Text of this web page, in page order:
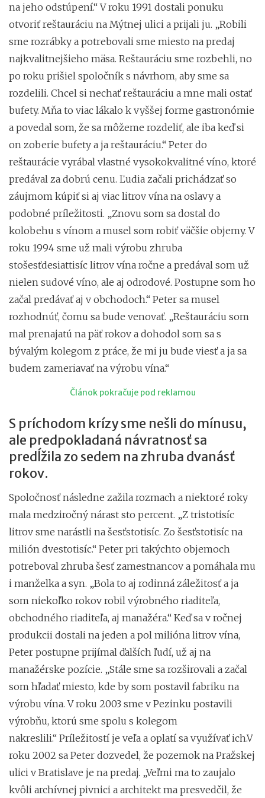
na jeho odstúpení.“ V roku 1991 dostali ponuku
otvoriť reštauráciu na Mýtnej ulici a prijali ju. „Robili
sme rozrábky a potrebovali sme miesto na predaj
najkvalitnejšieho mäsa. Reštauráciu sme rozbehli, no
po roku prišiel spoločník s návrhom, aby sme sa
rozdelili. Chcel si nechať reštauráciu a mne mali ostať
bufety. Mňa to viac lákalo k vyššej forme gastronómie
a povedal som, že sa môžeme rozdeliť, ale iba keď si
on zoberie bufety a ja reštauráciu.“ Peter do
reštaurácie vyrábal vlastné vysokokvalitné víno, ktoré
predával za dobrú cenu. Ľudia začali prichádzať so
záujmom kúpiť si aj viac litrov vína na oslavy a
podobné príležitosti. „Znovu som sa dostal do
kolobehu s vínom a musel som robiť väčšie objemy. V
roku 1994 sme už mali výrobu zhruba
stošesťdesiattisíc litrov vína ročne a predával som už
nielen sudové víno, ale aj odrodové. Postupne som ho
začal predávať aj v obchodoch.“ Peter sa musel
rozhodnúť, čomu sa bude venovať. „Reštauráciu som
mal prenajatú na päť rokov a dohodol som sa s
bývalým kolegom z práce, že mi ju bude viesť a ja sa
budem zameriavať na výrobu vína.“
Článok pokračuje pod reklamou
S príchodom krízy sme nešli do mínusu,
ale predpokladaná návratnosť sa
predĺžila zo sedem na zhruba dvanásť
rokov.
Spoločnosť následne zažila rozmach a niektoré roky
mala medziročný nárast sto percent. „Z tristotisíc
litrov sme narástli na šesťstotisíc. Zo šesťstotisíc na
milión dvestotisíc.“ Peter pri takýchto objemoch
potreboval zhruba šesť zamestnancov a pomáhala mu
i manželka a syn. „Bola to aj rodinná záležitosť a ja
som niekoľko rokov robil výrobného riaditeľa,
obchodného riaditeľa, aj manažéra.“ Keď sa v ročnej
produkcii dostali na jeden a pol milióna litrov vína,
Peter postupne prijímal ďalších ľudí, už aj na
manažérske pozície. „Stále sme sa rozširovali a začal
som hľadať miesto, kde by som postavil fabriku na
výrobu vína. V roku 2003 sme v Pezinku postavili
výrobňu, ktorú sme spolu s kolegom
nakreslili.“ Príležitostí je veľa a oplatí sa využívať ich.V
roku 2002 sa Peter dozvedel, že pozemok na Pražskej
ulici v Bratislave je na predaj. „Veľmi ma to zaujalo
kvôli archívnej pivnici a architekt ma presvedčil, že